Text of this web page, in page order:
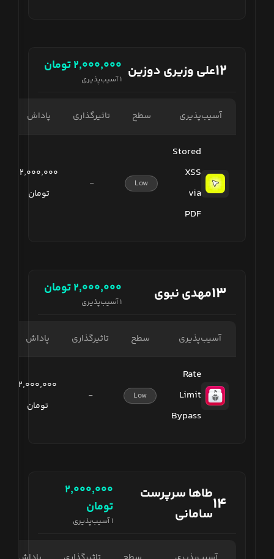
۱۲علی وزیری دوزین ۲٬۰۰۰٬۰۰۰تومان
۱آسیب‌پذیری
آسیب‌پذیری سطح تاثیرگذاری پاداش
Stored
XSS
via
PDF
Low
-
۲٬۰۰۰٬۰۰۰
تومان
۱۳مهدی نبوی ۲٬۰۰۰٬۰۰۰تومان
۱آسیب‌پذیری
آسیب‌پذیری سطح تاثیرگذاری پاداش
Rate
Limit
Bypass
Low
-
۲٬۰۰۰٬۰۰۰
تومان
۱۴طاها سرپرست
سامانی
۲٬۰۰۰٬۰۰۰
تومان
۱آسیب‌پذیری